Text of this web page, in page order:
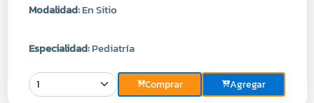
Modalidad:En Sitio
Especialidad:Pediatría
Comprar Agregar